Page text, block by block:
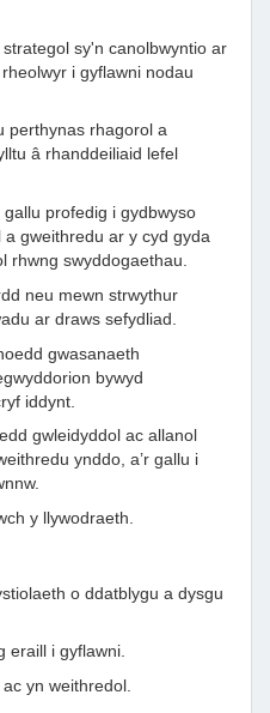
sy'n canolbwyntio ar
i gyflawni nodau
perthynas rhagorol a
â rhanddeiliaid lefel
profedig i gydbwyso
gweithredu ar y cyd gyda
rhwng swyddogaethau.
neu mewn strwythur
ar draws sefydliad.
gwasanaeth
bywyd
iddynt.
gwleidyddol ac allanol
ynddo, a’r gallu i
y llywodraeth.
o ddatblygu a dysgu
eraill i gyflawni.
yn weithredol.